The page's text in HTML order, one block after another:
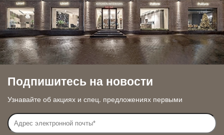
Подпишитесь на новости
Узнавайте об акциях и спец. предложениях первыми